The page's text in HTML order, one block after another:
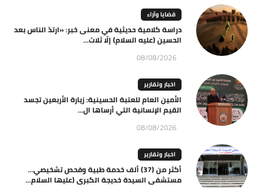
قضايا وآراء
دراسة كلامية حديثية في معنى خبر: «ارتدّ الناس بعد
الحسين (عليه السلام) إلّا ثلاث...
08/08/2026
اخبار وتقارير
الأمين العام للعتبة الحسينية: زيارة الأربعين تجسد
القيم الإنسانية التي أرساها ال...
08/08/2026
اخبار وتقارير
أكثر من (37) ألف خدمة طبية وفحص تشخيصي…
مستشفى السيدة خديجة الكبرى (عليها السلام...